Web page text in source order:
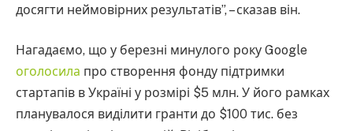
досягти неймовірних результатів”, – сказав він.
Нагадаємо, що у березні минулого року Google
оголосила про створення фонду підтримки
стартапів в Україні у розмірі $5 млн. У його рамках
планувалося виділити гранти до $100 тис. без